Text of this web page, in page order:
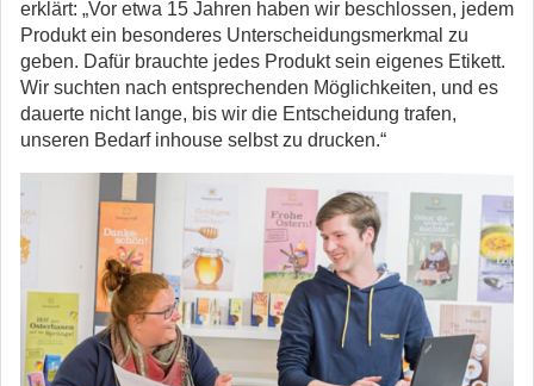
erklärt: „Vor etwa 15 Jahren haben wir beschlossen, jedem
Produkt ein besonderes Unterscheidungsmerkmal zu
geben. Dafür brauchte jedes Produkt sein eigenes Etikett.
Wir suchten nach entsprechenden Möglichkeiten, und es
dauerte nicht lange, bis wir die Entscheidung trafen,
unseren Bedarf inhouse selbst zu drucken.“